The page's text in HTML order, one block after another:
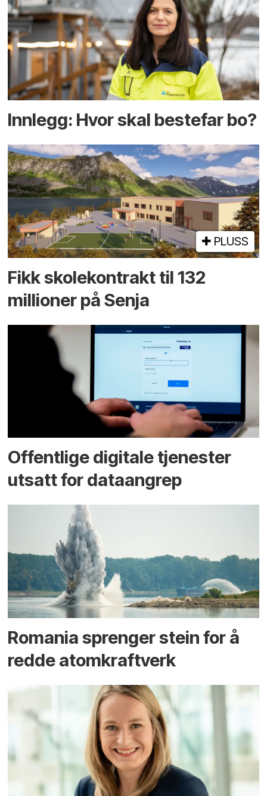
Innlegg: Hvor skal bestefar bo?
PLUSS
Fikk skole­kontrakt til 132
millioner på Senja
Offentlige digitale tjenester
utsatt for dataangrep
Romania sprenger stein for å
redde atomkraftverk